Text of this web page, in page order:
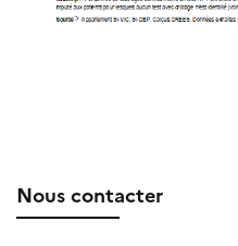
Nous contacter